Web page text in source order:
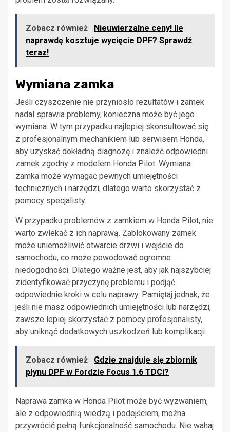
Zobacz również
Nieuwierzalne ceny! Ile
naprawdę kosztuje wycięcie DPF? Sprawdź
teraz!
Wymiana zamka
Jeśli czyszczenie nie przyniosło rezultatów i zamek
nadal sprawia problemy, konieczna może być jego
wymiana. W tym przypadku najlepiej skonsultować się
z profesjonalnym mechanikiem lub serwisem Honda,
aby uzyskać dokładną diagnozę i znaleźć odpowiedni
zamek zgodny z modelem Honda Pilot. Wymiana
zamka może wymagać pewnych umiejętności
technicznych i narzędzi, dlatego warto skorzystać z
pomocy specjalisty.
W przypadku problemów z zamkiem w Honda Pilot, nie
warto zwlekać z ich naprawą. Zablokowany zamek
może uniemożliwić otwarcie drzwi i wejście do
samochodu, co może powodować ogromne
niedogodności. Dlatego ważne jest, aby jak najszybciej
zidentyfikować przyczynę problemu i podjąć
odpowiednie kroki w celu naprawy. Pamiętaj jednak, że
jeśli nie masz odpowiednich umiejętności lub narzędzi,
zawsze lepiej skorzystać z pomocy profesjonalisty,
aby uniknąć dodatkowych uszkodzeń lub komplikacji.
Zobacz również
Gdzie znajduje się zbiornik
płynu DPF w Fordzie Focus 1.6 TDCi?
Naprawa zamka w Honda Pilot może być wyzwaniem,
ale z odpowiednią wiedzą i podejściem, można
przywrócić pełną funkcjonalność samochodu. Nie wahaj